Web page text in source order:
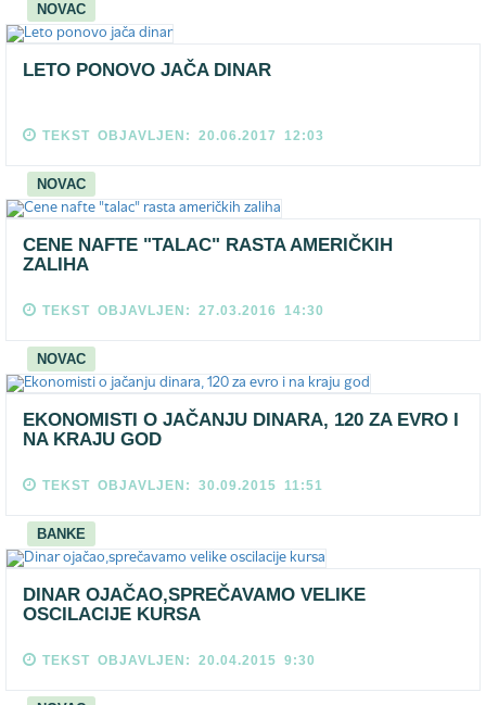
NOVAC
LETO PONOVO JAČA DINAR
TEKST OBJAVLJEN: 20.06.2017 12:03
NOVAC
CENE NAFTE "TALAC" RASTA AMERIČKIH
ZALIHA
TEKST OBJAVLJEN: 27.03.2016 14:30
NOVAC
EKONOMISTI O JAČANJU DINARA, 120 ZA EVRO I
NA KRAJU GOD
TEKST OBJAVLJEN: 30.09.2015 11:51
BANKE
DINAR OJAČAO,SPREČAVAMO VELIKE
OSCILACIJE KURSA
TEKST OBJAVLJEN: 20.04.2015 9:30